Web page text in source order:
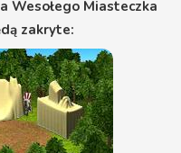
Wesołego Miasteczka
zakryte: